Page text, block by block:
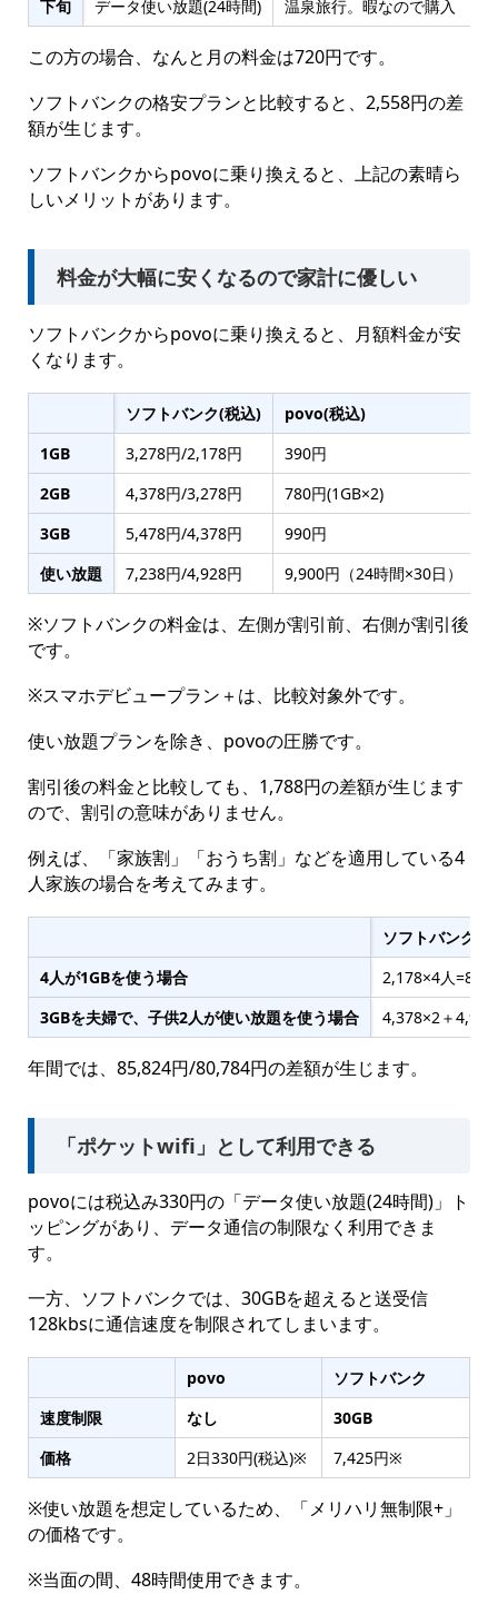
下旬 データ使い放題(24時間) 温泉旅行。暇なので購入
この方の場合、なんと月の料金は720円です。
ソフトバンクの格安プランと比較すると、2,558円の差
額が生じます。
ソフトバンクからpovoに乗り換えると、上記の素晴ら
しいメリットがあります。
料金が大幅に安くなるので家計に優しい
ソフトバンクからpovoに乗り換えると、月額料金が安
くなります。
ソフトバンク(税込) povo(税込)
1GB
3,278円/2,178円 390円
2GB
4,378円/3,278円 780円(1GB×2)
3GB
5,478円/4,378円 990円
使い放題
7,238円/4,928円 9,900円（24時間×30日）
※ソフトバンクの料金は、左側が割引前、右側が割引後
です。
※スマホデビュープラン＋は、比較対象外です。
使い放題プランを除き、povoの圧勝です。
割引後の料金と比較しても、1,788円の差額が生じます
ので、割引の意味がありません。
例えば、「家族割」「おうち割」などを適用している4
人家族の場合を考えてみます。
ソフトバンク(
4人が1GBを使う場合
2,178×4人
3GBを夫婦で、子供2人が使い放題を使う場合
4,378×2＋
年間では、85,824円/80,784円の差額が生じます。
「ポケットwifi」として利用できる
povoには税込み330円の「データ使い放題(24時間)」ト
ッピングがあり、データ通信の制限なく利用できま
す。
一方、ソフトバンクでは、30GBを超えると送受信
128kbsに通信速度を制限されてしまいます。
povo
ソフトバンク
速度制限
なし
30GB
価格
2日330円(税込)※ 7,425円※
※使い放題を想定しているため、「メリハリ無制限+」
の価格です。
※当面の間、48時間使用できます。